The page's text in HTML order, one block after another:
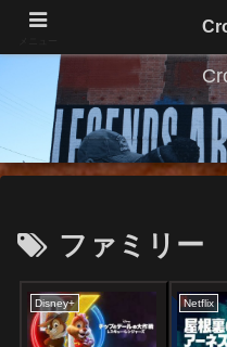
ファミリー
Disney+ Netflix